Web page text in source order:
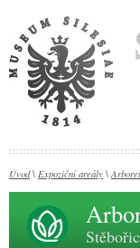
Úvod\ Expoziční areály \